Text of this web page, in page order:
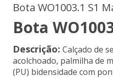
Bota WO1003.1 S1
Bota
Descrição: Calçado de
acolchoado, palmilha de
(PU) bidensidade com